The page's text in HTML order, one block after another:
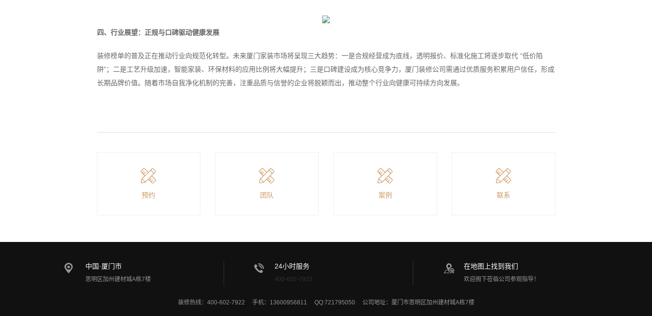
四、行业展望：正规与口碑驱动健康发展
装修榜单的普及正在推动行业向规范化转型。未来厦门家装市场将呈现三大趋势：一是合规经营成为底线，透明报价、标准化施工将逐步取代 “低价陷
阱”；二是工艺升级加速，智能家装、环保材料的应用比例将大幅提升；三是口碑建设成为核心竞争力，厦门装修公司需通过优质服务积累用户信任，形成
长期品牌价值。随着市场自我净化机制的完善，注重品质与信誉的企业将脱颖而出，推动整个行业向健康可持续方向发展。
预约 团队 案例 联系
中国·厦门市
思明区加州建材城A栋7楼
24小时服务
400-602-7922
在地图上找到我们
欢迎阁下莅临公司参观指导！
装修热线：400-602-7922 手机：13600956811 QQ:721795050 公司地址：厦门市思明区加州建材城A栋7楼